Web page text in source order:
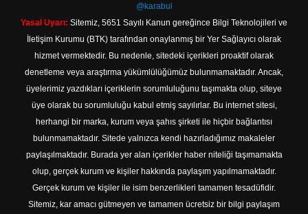
@karabul
Yasal Uyarı: Sitemiz, 5651 Sayılı Kanun gereğince Bilgi Teknolojileri ve
İletişim Kurumu (BTK) tarafından onaylanmış bir Yer Sağlayıcı olarak
hizmet vermektedir. Bu nedenle, sitedeki içerikleri proaktif olarak
denetleme veya araştırma yükümlülüğümüz bulunmamaktadır. Ancak,
üyelerimiz yazdıkları içeriklerin sorumluluğunu taşımakta olup, siteye
üye olarak bu sorumluluğu kabul etmiş sayılırlar. Bu internet sitesi,
herhangi bir marka, kurum veya şahıs şirketi ile hiçbir bağlantısı
bulunmamaktadır. Sitede yalnızca kendi hazırladığımız makaleler
paylaşılmaktadır. Burada yer alan içerikler haber niteliği taşımamakta
olup, gerçek kurum ve kişiler hakkında paylaşım yapılmamaktadır.
Gerçek kurum ve kişiler ile isim benzerlikleri tamamen tesadüfidir.
Sitemiz, kar amacı gütmeyen ve tamamen ücretsiz bir bilgi paylaşım